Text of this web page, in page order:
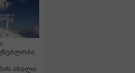
ახალი